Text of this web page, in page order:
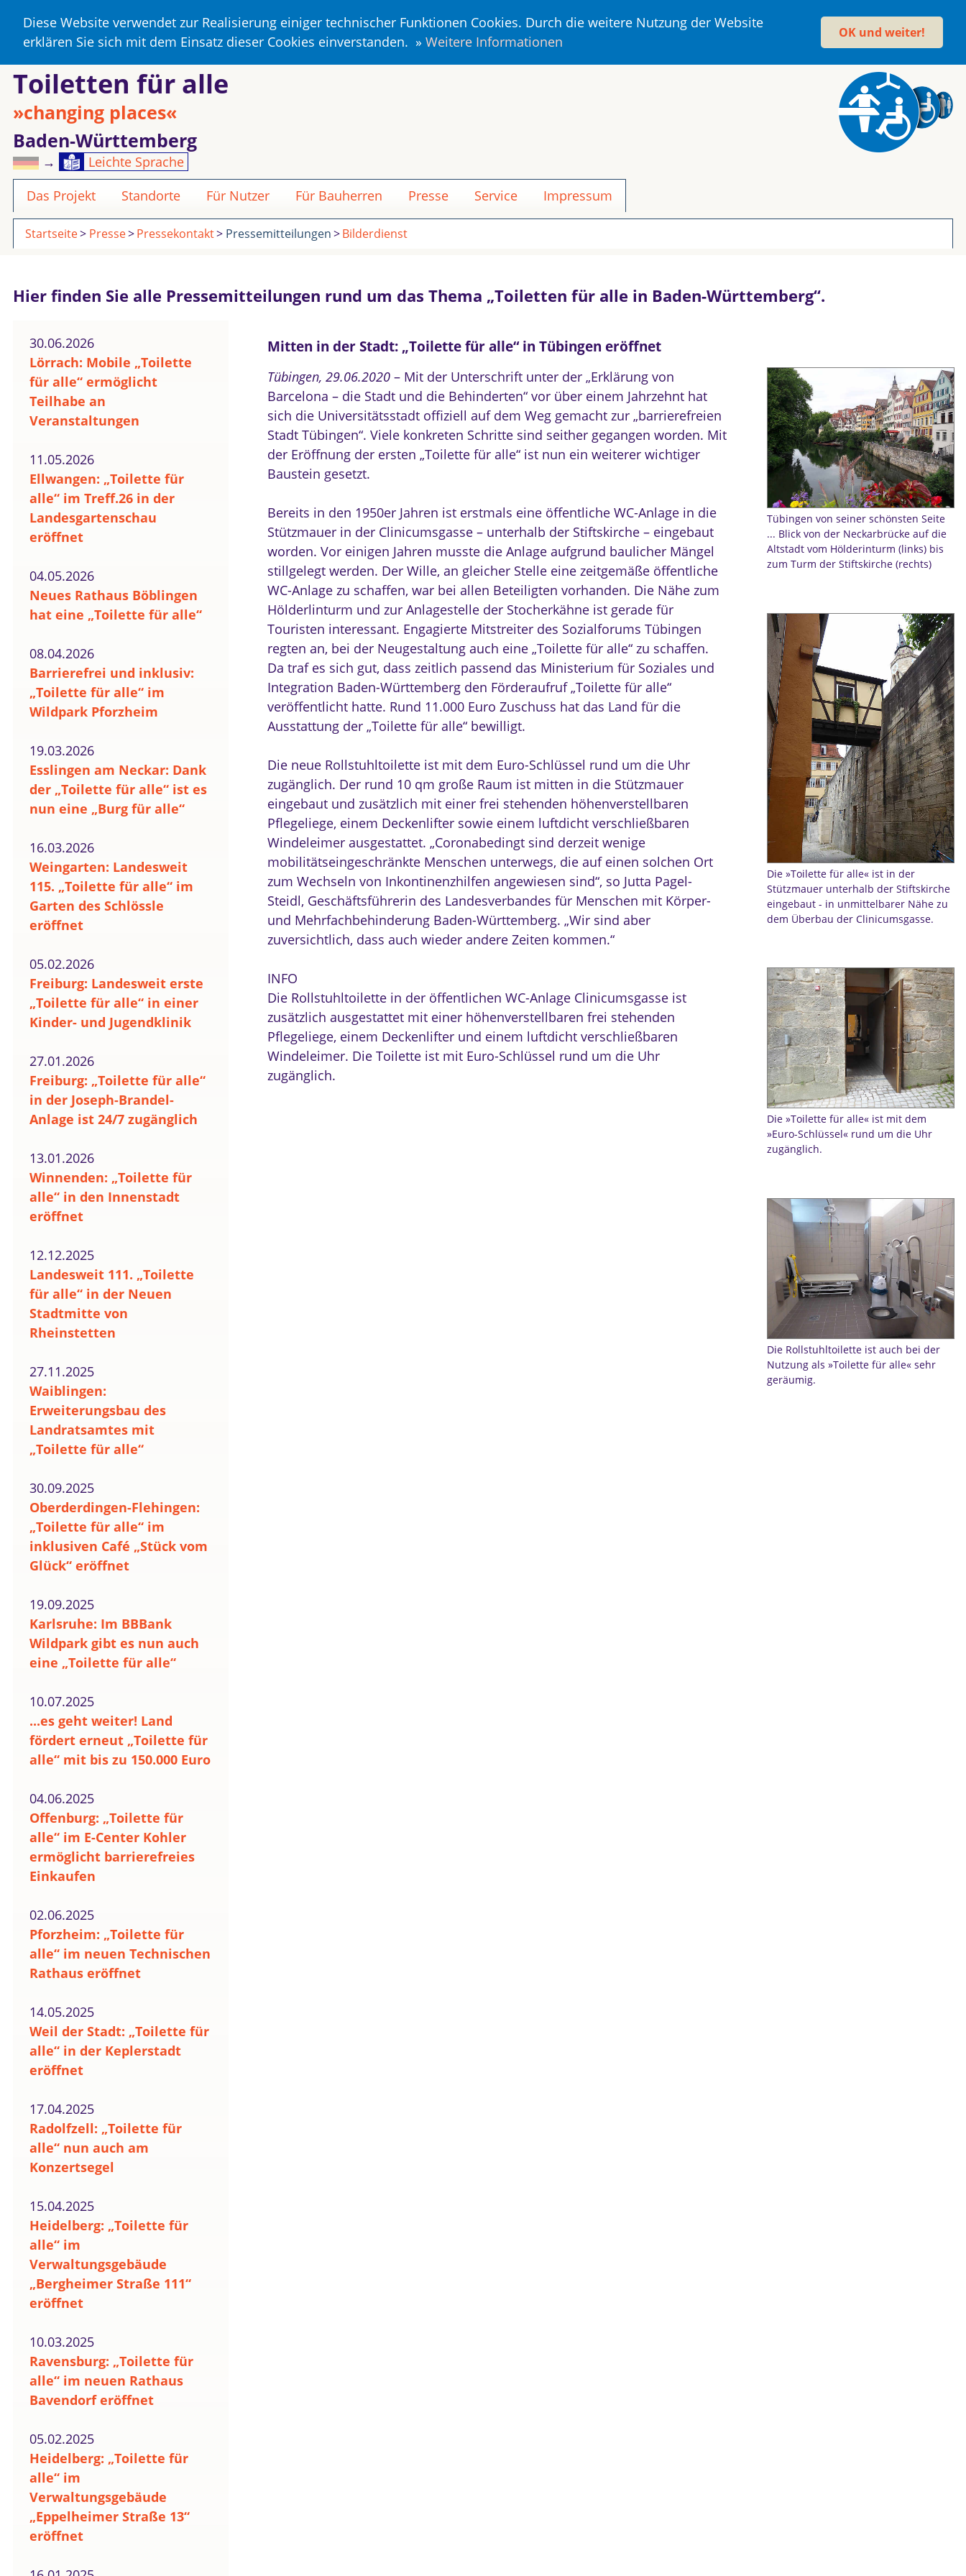
Diese Website verwendet zur Realisierung einiger technischer Funktionen Cookies. Durch die weitere Nutzung der Website
erklären Sie sich mit dem Einsatz dieser Cookies einverstanden. »Weitere Informationen
OK und weiter!
Toiletten für alle
»changing places«
Baden-Württemberg
→
Leichte Sprache
Das Projekt
Standorte Für Nutzer Für Bauherren Presse Service Impressum
Startseite Presse Pressekontakt Pressemitteilungen Bilderdienst
Hier finden Sie alle Pressemitteilungen rund um das Thema „Toiletten für alle in Baden-Württemberg“.
30.06.2026
Lörrach: Mobile „Toilette
für alle“ ermöglicht
Teilhabe an
Veranstaltungen
11.05.2026
Ellwangen: „Toilette für
alle“ im Treff.26 in der
Landesgartenschau
eröffnet
04.05.2026
Neues Rathaus Böblingen
hat eine „Toilette für alle“
08.04.2026
Barrierefrei und inklusiv:
„Toilette für alle“ im
Wildpark Pforzheim
19.03.2026
Esslingen am Neckar: Dank
der „Toilette für alle“ ist es
nun eine „Burg für alle“
16.03.2026
Weingarten: Landesweit
115. „Toilette für alle“ im
Garten des Schlössle
eröffnet
05.02.2026
Freiburg: Landesweit erste
„Toilette für alle“ in einer
Kinder- und Jugendklinik
27.01.2026
Freiburg: „Toilette für alle“
in der Joseph-Brandel-
Anlage ist 24/7 zugänglich
13.01.2026
Winnenden: „Toilette für
alle“ in den Innenstadt
eröffnet
12.12.2025
Landesweit 111. „Toilette
für alle“ in der Neuen
Stadtmitte von
Rheinstetten
27.11.2025
Waiblingen:
Erweiterungsbau des
Landratsamtes mit
„Toilette für alle“
30.09.2025
Oberderdingen-Flehingen:
„Toilette für alle“ im
inklusiven Café „Stück vom
Glück“ eröffnet
19.09.2025
Karlsruhe: Im BBBank
Wildpark gibt es nun auch
eine „Toilette für alle“
10.07.2025
...es geht weiter! Land
fördert erneut „Toilette für
alle“ mit bis zu 150.000 Euro
04.06.2025
Offenburg: „Toilette für
alle“ im E-Center Kohler
ermöglicht barrierefreies
Einkaufen
02.06.2025
Pforzheim: „Toilette für
alle“ im neuen Technischen
Rathaus eröffnet
14.05.2025
Weil der Stadt: „Toilette für
alle“ in der Keplerstadt
eröffnet
17.04.2025
Radolfzell: „Toilette für
alle“ nun auch am
Konzertsegel
15.04.2025
Heidelberg: „Toilette für
alle“ im
Verwaltungsgebäude
„Bergheimer Straße 111“
eröffnet
10.03.2025
Ravensburg: „Toilette für
alle“ im neuen Rathaus
Bavendorf eröffnet
05.02.2025
Heidelberg: „Toilette für
alle“ im
Verwaltungsgebäude
„Eppelheimer Straße 13“
eröffnet
Mitten in der Stadt: „Toilette für alle“ in Tübingen eröffnet
Tübingen, 29.06.2020 – Mit der Unterschrift unter der „Erklärung von
Barcelona – die Stadt und die Behinderten“ vor über einem Jahrzehnt hat
sich die Universitätsstadt offiziell auf dem Weg gemacht zur „barrierefreien
Stadt Tübingen“. Viele konkreten Schritte sind seither gegangen worden. Mit
der Eröffnung der ersten „Toilette für alle“ ist nun ein weiterer wichtiger
Baustein gesetzt.
Bereits in den 1950er Jahren ist erstmals eine öffentliche WC-Anlage in die
Stützmauer in der Clinicumsgasse – unterhalb der Stiftskirche – eingebaut
worden. Vor einigen Jahren musste die Anlage aufgrund baulicher Mängel
stillgelegt werden. Der Wille, an gleicher Stelle eine zeitgemäße öffentliche
WC-Anlage zu schaffen, war bei allen Beteiligten vorhanden. Die Nähe zum
Hölderlinturm und zur Anlagestelle der Stocherkähne ist gerade für
Touristen interessant. Engagierte Mitstreiter des Sozialforums Tübingen
regten an, bei der Neugestaltung auch eine „Toilette für alle“ zu schaffen.
Da traf es sich gut, dass zeitlich passend das Ministerium für Soziales und
Integration Baden-Württemberg den Förderaufruf „Toilette für alle“
veröffentlicht hatte. Rund 11.000 Euro Zuschuss hat das Land für die
Ausstattung der „Toilette für alle“ bewilligt.
Die neue Rollstuhltoilette ist mit dem Euro-Schlüssel rund um die Uhr
zugänglich. Der rund 10 qm große Raum ist mitten in die Stützmauer
eingebaut und zusätzlich mit einer frei stehenden höhenverstellbaren
Pflegeliege, einem Deckenlifter sowie einem luftdicht verschließbaren
Windeleimer ausgestattet. „Coronabedingt sind derzeit wenige
mobilitätseingeschränkte Menschen unterwegs, die auf einen solchen Ort
zum Wechseln von Inkontinenzhilfen angewiesen sind“, so Jutta Pagel-
Steidl, Geschäftsführerin des Landesverbandes für Menschen mit Körper-
und Mehrfachbehinderung Baden-Württemberg. „Wir sind aber
zuversichtlich, dass auch wieder andere Zeiten kommen.“
INFO
Die Rollstuhltoilette in der öffentlichen WC-Anlage Clinicumsgasse ist
zusätzlich ausgestattet mit einer höhenverstellbaren frei stehenden
Pflegeliege, einem Deckenlifter und einem luftdicht verschließbaren
Windeleimer. Die Toilette ist mit Euro-Schlüssel rund um die Uhr
zugänglich.
Tübingen von seiner schönsten Seite
... Blick von der Neckarbrücke auf die
Altstadt vom Hölderinturm (links) bis
zum Turm der Stiftskirche (rechts)
Die »Toilette für alle« ist in der
Stützmauer unterhalb der Stiftskirche
eingebaut - in unmittelbarer Nähe zu
dem Überbau der Clinicumsgasse.
Die »Toilette für alle« ist mit dem
»Euro-Schlüssel« rund um die Uhr
zugänglich.
Die Rollstuhltoilette ist auch bei der
Nutzung als »Toilette für alle« sehr
geräumig.